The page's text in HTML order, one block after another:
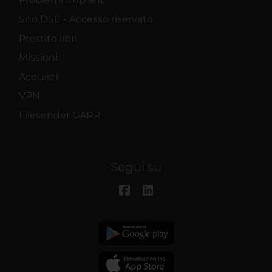
Sito DSE - Accesso riservato
Prestito libri
Missioni
Acquisti
VPN
Filesender GARR
Segui su